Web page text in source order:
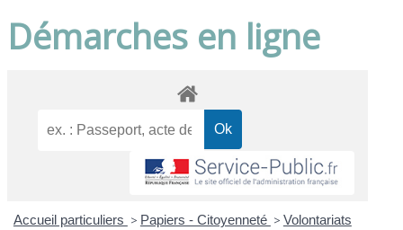
Démarches en ligne
Accueil particuliers > Papiers - Citoyenneté > Volontariats